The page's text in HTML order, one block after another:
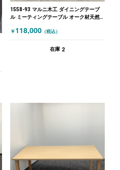
1558-93 マルニ木工 ダイニングテーブ
ル ミーティングテーブル オーク材天然
ル）
￥ 118,000 （税込）
在庫 2